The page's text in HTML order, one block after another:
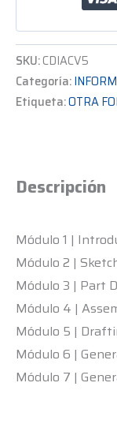
SKU:CDIACV5
Categoría:
Etiqueta:OTRA
Descripción
Módulo 1 |
Módulo 2 |
Módulo 3 | Part
Módulo 4 |
Módulo 5 |
Módulo 6 |
Módulo 7 |